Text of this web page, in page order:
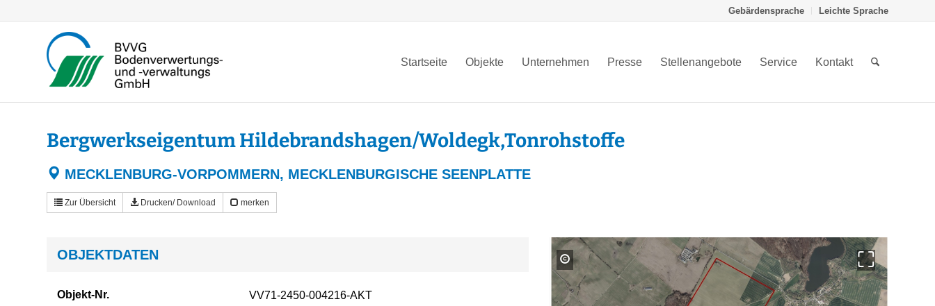
Gebärdensprache Leichte Sprache
Startseite Objekte Unternehmen Presse Stellenangebote Service Kontakt
Bergwerkseigentum Hildebrandshagen/Woldegk,Tonrohstoffe
MECKLENBURG-VORPOMMERN, MECKLENBURGISCHE SEENPLATTE
Zur Übersicht Drucken/ Download merken
OBJEKTDATEN
Objekt-Nr. VV71-2450-004216-AKT